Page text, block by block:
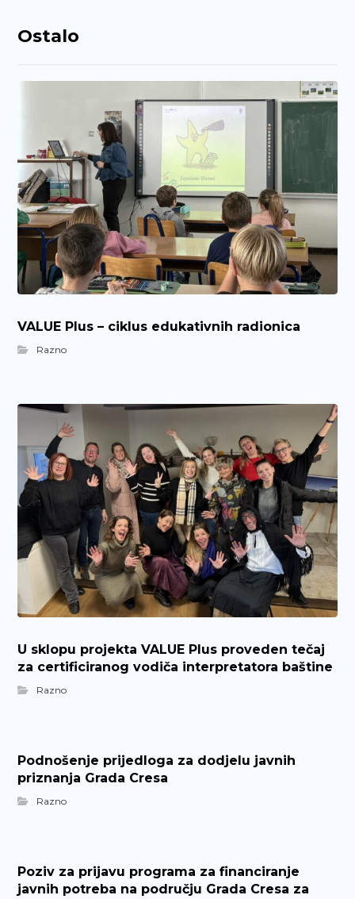
Ostalo
VALUE Plus – ciklus edukativnih radionica
Razno
U sklopu projekta VALUE Plus proveden tečaj
za certificiranog vodiča interpretatora baštine
Razno
Podnošenje prijedloga za dodjelu javnih
priznanja Grada Cresa
Razno
Poziv za prijavu programa za financiranje
javnih potreba na području Grada Cresa za